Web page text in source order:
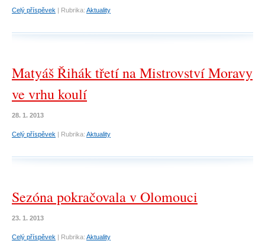
Celý příspěvek | Rubrika: Aktuality
Matyáš Řihák třetí na Mistrovství Moravy
ve vrhu koulí
28. 1. 2013
Celý příspěvek | Rubrika: Aktuality
Sezóna pokračovala v Olomouci
23. 1. 2013
Celý příspěvek | Rubrika: Aktuality